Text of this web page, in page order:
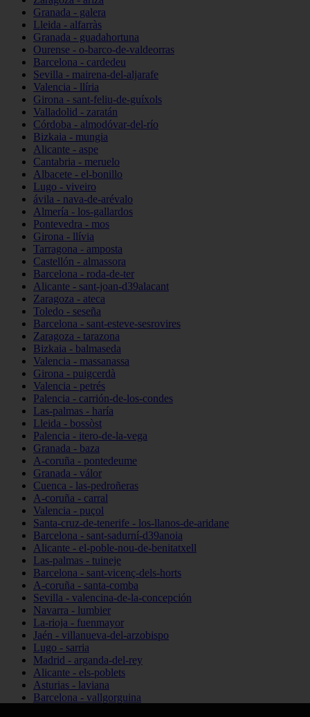
Granada - galera
Lleida - alfarràs
Granada - guadahortuna
Ourense - o-barco-de-valdeorras
Barcelona - cardedeu
Sevilla - mairena-del-aljarafe
Valencia - llíria
Girona - sant-feliu-de-guíxols
Valladolid - zaratán
Córdoba - almodóvar-del-río
Bizkaia - mungia
Alicante - aspe
Cantabria - meruelo
Albacete - el-bonillo
Lugo - viveiro
ávila - nava-de-arévalo
Almería - los-gallardos
Pontevedra - mos
Girona - llívia
Tarragona - amposta
Castellón - almassora
Barcelona - roda-de-ter
Alicante - sant-joan-d39alacant
Zaragoza - ateca
Toledo - seseña
Barcelona - sant-esteve-sesrovires
Zaragoza - tarazona
Bizkaia - balmaseda
Valencia - massanassa
Girona - puigcerdà
Valencia - petrés
Palencia - carrión-de-los-condes
Las-palmas - haría
Lleida - bossòst
Palencia - itero-de-la-vega
Granada - baza
A-coruña - pontedeume
Granada - válor
Cuenca - las-pedroñeras
A-coruña - carral
Valencia - puçol
Santa-cruz-de-tenerife - los-llanos-de-aridane
Barcelona - sant-sadurní-d39anoia
Alicante - el-poble-nou-de-benitatxell
Las-palmas - tuineje
Barcelona - sant-vicenç-dels-horts
A-coruña - santa-comba
Sevilla - valencina-de-la-concepción
Navarra - lumbier
La-rioja - fuenmayor
Jaén - villanueva-del-arzobispo
Lugo - sarria
Madrid - arganda-del-rey
Alicante - els-poblets
Asturias - laviana
Barcelona - vallgorguina